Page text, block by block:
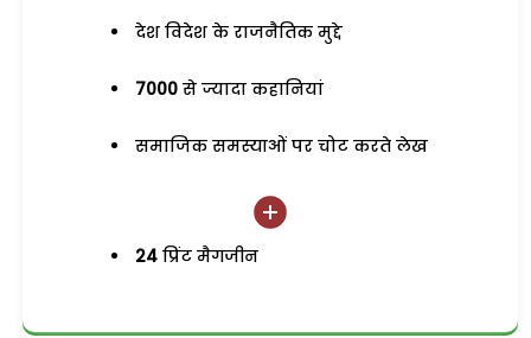
देश विदेश के राजनैतिक मुद्दे
7000 से ज्यादा कहानियां
समाजिक समस्याओं पर चोट करते लेख
24 प्रिंट मैगजीन